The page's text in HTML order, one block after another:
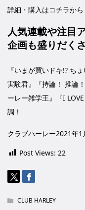
詳細・購入はコチラから
人気連載や注目
企画も盛りだく
『いまが買いドキ!? ち
実験君』『持論！ 推論
ーレー雑学王』『I
調！
クラブハーレー2021年1
Post Views: 22
CLUB HARLEY